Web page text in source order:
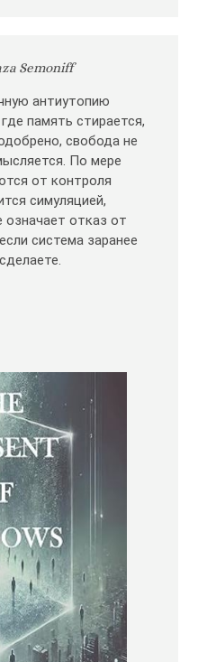
Semoniff
антиутопию
память стирается,
свобода не
По мере
от контроля
симуляцией,
означает отказ от
система заранее